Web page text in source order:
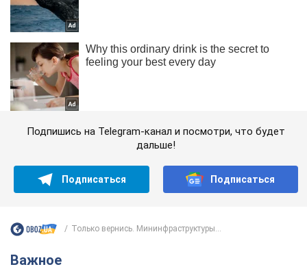
Подпишись на Telegram-канал и посмотри, что будет
дальше!
Подписаться Подписаться
Только вернись. Мининфраструктуры...
Важное